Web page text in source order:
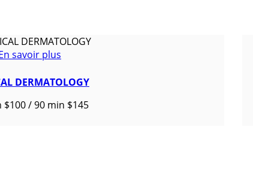
savoir plus
DERMATOLOGY
$100 / 90 min $145